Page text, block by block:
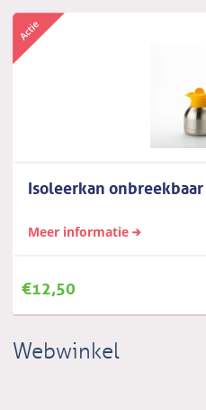
Isoleerkan
Meer informatie
€12,50
Webwinkel